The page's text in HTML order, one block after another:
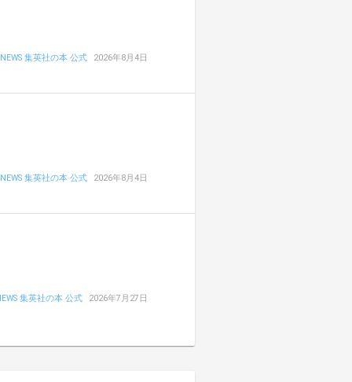
NEWS 集英社の本 公式 2026年8月4日
NEWS 集英社の本 公式 2026年8月4日
集英社の本 公式 2026年7月27日